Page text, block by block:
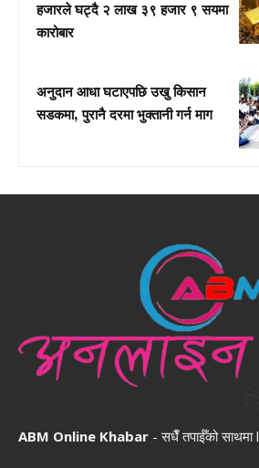
हजारले घट्दै २ लाख ३९ हजार ९ सयमा
कारोबार
अनुदान आधा घटाएपछि उखु किसान
सडकमा, पुरानै दरमा भुक्तानी गर्न माग
ABM Online Khabar - सधैँ तपाईँको साथमा l